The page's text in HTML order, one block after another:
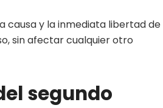
causa y la inmediata libertad de
sin afectar cualquier otro
segundo